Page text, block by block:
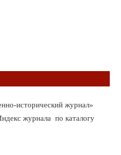
исторический журнал»
журнала по каталогу